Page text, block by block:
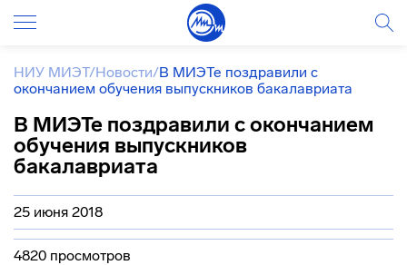
НИУ МИЭТ/Новости/В МИЭТе поздравили с
окончанием обучения выпускников бакалавриата
В МИЭТе поздравили с окончанием
обучения выпускников
бакалавриата
25 июня 2018
4820 просмотров